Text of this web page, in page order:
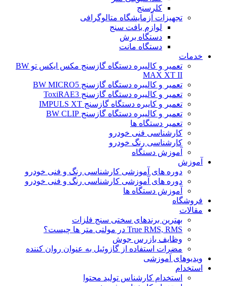
کلرسنج
تجهیزات آزمایشگاه متالوگرافی
لوازم بافت سنج
دستگاه برش
دستگاه مانت
خدمات
تعمیر و کالیبره دستگاه گازسنج مکس ایکس تو BW
MAX XT II
تعمیر و کالیبره دستگاه گازسنج BW MICRO5
تعمیر و کالیبره دستگاه گازسنج ToxiRAE3
تعمیر و کایبره دستگاه گازسنج IMPULS XT
تعمیر و کالیبره دستگاه گازسنج BW CLIP
تعمیر دستگاه ها
کارشناسی فنی خودرو
کارشناسی رنگ خودرو
آموزش دستگاه
آموزش
دوره های آموزشی کارشناسی رنگ و فنی خودرو
دوره های آموزشی کارشناسی رنگ و فنی خودرو
آموزش دستگاه ها
فروشگاه
مقالات
بهترین برندهای سختی سنج فلزات
True RMS, RMS در مولتی متر ها چیست؟
وظایف بازرس جوش
مضرات استفاده از گازوئیل به عنوان روان کننده
ویدیوهای آموزشی
استخدام
استخدام کارشناس تولید محتوا